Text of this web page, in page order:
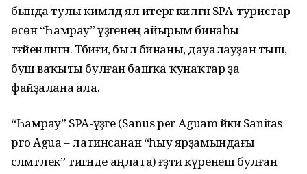
бында тулы кимәлдә ял итергә килгән SPA-туристар
өсөн “Һамрау” үҙәгенең айырым бинаһы
тәғәйенләнгән. Тәбиғи, был бинаны, дауалауҙан тыш,
буш ваҡыты булған башҡа ҡунаҡтар ҙа
файҙалана ала.
“Һамрау” SPA-үҙәге (Sanus per Aguam йәки Sanitas
pro Agua – латинсанан “һыу ярҙамындағы
сәләмәтлек” тигәнде аңлата) ғәҙәти күренеш булған